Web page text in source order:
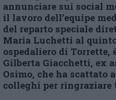
annunciare sui social
il lavoro dell’equipe
del reparto speciale
Maria Luchetti al
ospedaliero di Torrette,
Gilberta Giacchetti, ex
Osimo, che ha scattato
colleghi per